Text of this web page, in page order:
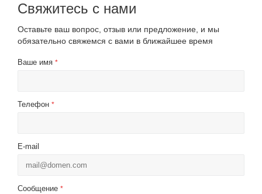
Свяжитесь с нами
Оставьте ваш вопрос, отзыв или предложение, и мы
обязательно свяжемся с вами в ближайшее время
Ваше имя *
Телефон *
E-mail
Сообщение *